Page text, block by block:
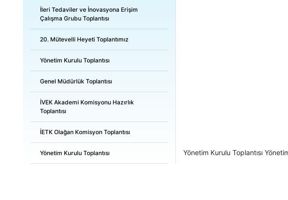
İleri Tedaviler ve İnovasyona Erişim
Çalışma Grubu Toplantısı
20. Mütevelli Heyeti Toplantımız
Yönetim Kurulu Toplantısı
Genel Müdürlük Toplantısı
İVEK Akademi Komisyonu Hazırlık
Toplantısı
İETK Olağan Komisyon Toplantısı
Yönetim Kurulu Toplantısı Yönetim Kurulu Toplantısı